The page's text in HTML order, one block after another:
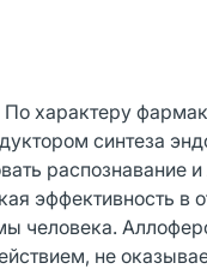
характеру
синтеза
эффективность
человека.
не